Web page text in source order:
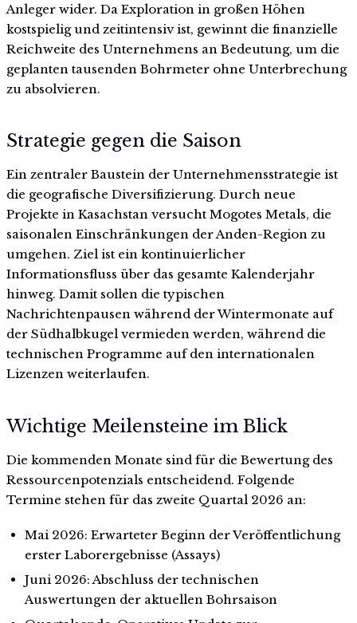
Anleger wider. Da Exploration in großen Höhen
kostspielig und zeitintensiv ist, gewinnt die finanzielle
Reichweite des Unternehmens an Bedeutung, um die
geplanten tausenden Bohrmeter ohne Unterbrechung
zu absolvieren.
Strategie gegen die Saison
Ein zentraler Baustein der Unternehmensstrategie ist
die geografische Diversifizierung. Durch neue
Projekte in Kasachstan versucht Mogotes Metals, die
saisonalen Einschränkungen der Anden-Region zu
umgehen. Ziel ist ein kontinuierlicher
Informationsfluss über das gesamte Kalenderjahr
hinweg. Damit sollen die typischen
Nachrichtenpausen während der Wintermonate auf
der Südhalbkugel vermieden werden, während die
technischen Programme auf den internationalen
Lizenzen weiterlaufen.
Wichtige Meilensteine im Blick
Die kommenden Monate sind für die Bewertung des
Ressourcenpotenzials entscheidend. Folgende
Termine stehen für das zweite Quartal 2026 an:
Mai 2026: Erwarteter Beginn der Veröffentlichung
erster Laborergebnisse (Assays)
Juni 2026: Abschluss der technischen
Auswertungen der aktuellen Bohrsaison